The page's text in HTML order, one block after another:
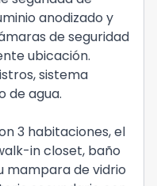
anodizado y
de seguridad
ubicación.
sistema
de agua.
3 habitaciones, el
in closet, baño
mampara de vidrio